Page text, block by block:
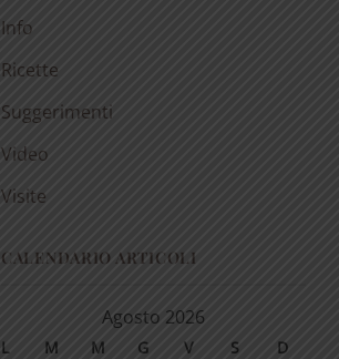
Info
Ricette
Suggerimenti
Video
Visite
CALENDARIO ARTICOLI
Agosto 2026
L M M G V S
D